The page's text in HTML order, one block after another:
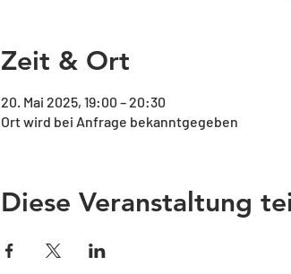
Zeit & Ort
20. Mai 2025, 19:00 – 20:30
Ort wird bei Anfrage bekanntgegeben
Diese Veranstaltung